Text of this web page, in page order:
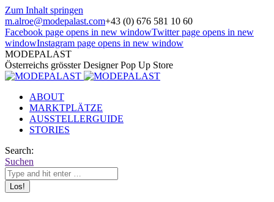
Zum Inhalt springen
m.alroe@modepalast.com+43 (0) 676 581 10 60
Facebook page opens in new windowTwitter page opens in new
windowInstagram page opens in new window
MODEPALAST
Österreichs grösster Designer Pop Up Store
ABOUT
MARKTPLÄTZE
AUSSTELLERGUIDE
STORIES
Search:
Suchen